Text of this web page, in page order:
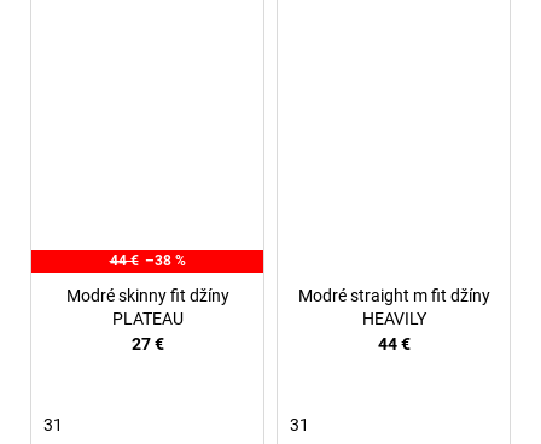
44 € –38 %
Modré skinny fit džíny
PLATEAU
27 €
31
Modré straight m fit džíny
HEAVILY
44 €
31